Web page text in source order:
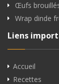
Œufs
Wrap dinde
Liens
Accueil
Recettes